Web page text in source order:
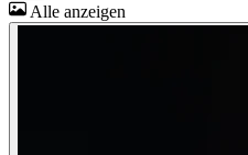
Alle anzeigen